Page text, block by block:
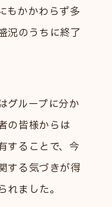
もかかわらず多
況のうちに終了
グループに分か
の皆様からは
することで、今
する気づきが得
れました。